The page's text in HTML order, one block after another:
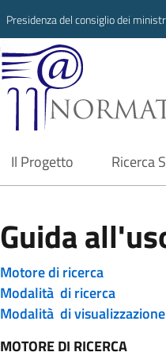
Presidenza del consiglio dei
Il Progetto
current Ricerca
Guida
Motore di ricerca
Modalità di ricerca
Modalità di
MOTORE DI RICERCA